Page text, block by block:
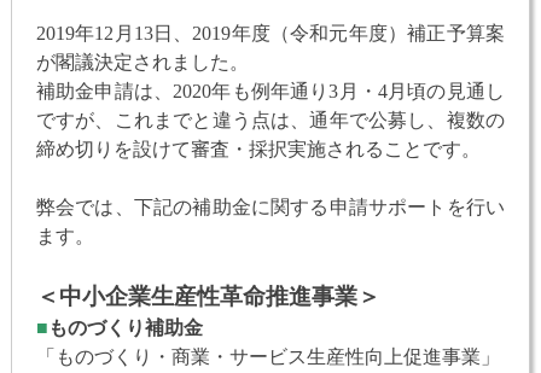
2019年12月13日、2019年度（令和元年度）補正予算案
が閣議決定されました。
補助金申請は、2020年も例年通り3月・4月頃の見通し
ですが、これまでと違う点は、通年で公募し、複数の
締め切りを設けて審査・採択実施されることです。
弊会では、下記の補助金に関する申請サポートを行い
ます。
＜中小企業生産性革命推進事業＞
■ ものづくり補助金
「ものづくり・商業・サービス生産性向上促進事業」